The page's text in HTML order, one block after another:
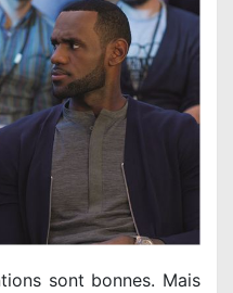
sont bonnes. Mais